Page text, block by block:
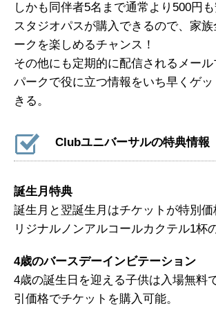
しかも同伴者5名まで通常より500円
スタジオパスが購入できるので、家
ークを楽しめるチャンス！
その他にも定期的に配信されるメール
パークで役に立つ情報をいち早くゲ
きる。
Clubユニバーサルの特典情報
誕生月特典
誕生月と翌誕生月はチケットが特別
リジナルノンアルコールカクテル1杯
4歳のバースデーインビテーション
4歳の誕生日を迎える子供は入場無料
引価格でチケットを購入可能。